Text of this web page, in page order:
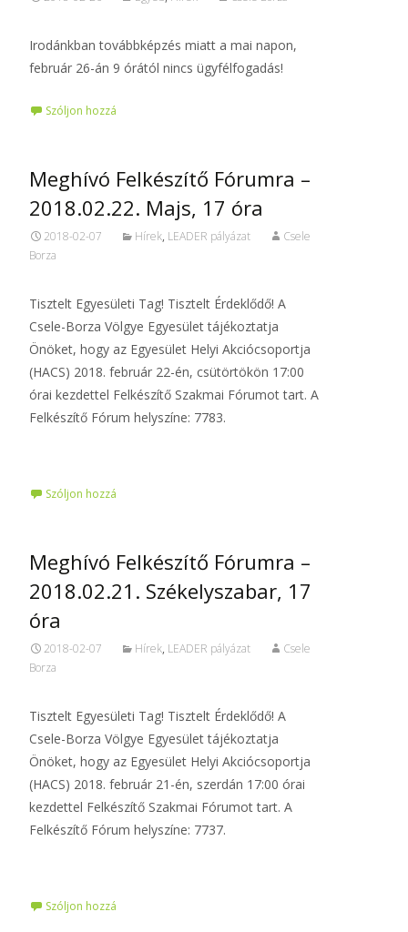
Irodánkban továbbképzés miatt a mai napon,
február 26-án 9 órától nincs ügyfélfogadás!
Szóljon hozzá
Meghívó Felkészítő Fórumra –
2018.02.22. Majs, 17 óra
2018-02-07 Hírek, LEADER pályázat
Csele
Borza
Tisztelt Egyesületi Tag! Tisztelt Érdeklődő! A
Csele-Borza Völgye Egyesület tájékoztatja
Önöket, hogy az Egyesület Helyi Akciócsoportja
(HACS) 2018. február 22-én, csütörtökön 17:00
órai kezdettel Felkészítő Szakmai Fórumot tart. A
Felkészítő Fórum helyszíne: 7783.
Szóljon hozzá
Meghívó Felkészítő Fórumra –
2018.02.21. Székelyszabar, 17
óra
2018-02-07 Hírek, LEADER pályázat
Csele
Borza
Tisztelt Egyesületi Tag! Tisztelt Érdeklődő! A
Csele-Borza Völgye Egyesület tájékoztatja
Önöket, hogy az Egyesület Helyi Akciócsoportja
(HACS) 2018. február 21-én, szerdán 17:00 órai
kezdettel Felkészítő Szakmai Fórumot tart. A
Felkészítő Fórum helyszíne: 7737.
Szóljon hozzá